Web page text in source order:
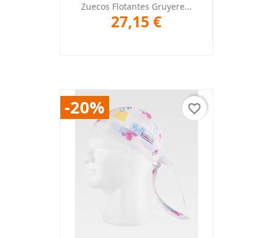
Zuecos Flotantes Gruyere...
27,15 €
-20% favorite_border